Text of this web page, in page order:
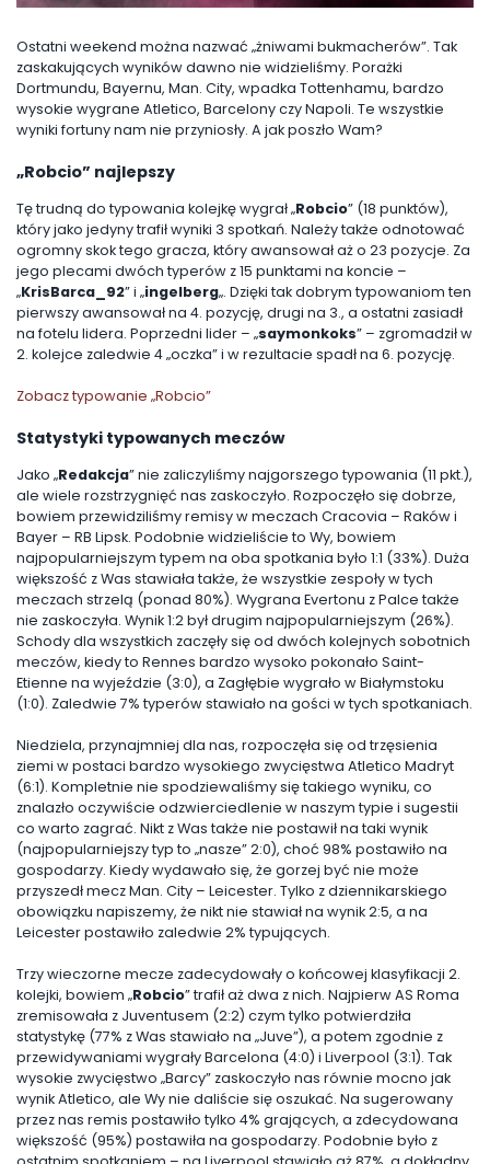
Ostatni weekend można nazwać „żniwami bukmacherów”. Tak
zaskakujących wyników dawno nie widzieliśmy. Porażki
Dortmundu, Bayernu, Man. City, wpadka Tottenhamu, bardzo
wysokie wygrane Atletico, Barcelony czy Napoli. Te wszystkie
wyniki fortuny nam nie przyniosły. A jak poszło Wam?
„Robcio” najlepszy
Tę trudną do typowania kolejkę wygrał „Robcio” (18 punktów),
który jako jedyny trafił wyniki 3 spotkań. Należy także odnotować
ogromny skok tego gracza, który awansował aż o 23 pozycje. Za
jego plecami dwóch typerów z 15 punktami na koncie –
„KrisBarca_92” i „ingelberg„. Dzięki tak dobrym typowaniom ten
pierwszy awansował na 4. pozycję, drugi na 3., a ostatni zasiadł
na fotelu lidera. Poprzedni lider – „saymonkoks” – zgromadził w
2. kolejce zaledwie 4 „oczka” i w rezultacie spadł na 6. pozycję.
Zobacz typowanie „Robcio”
Statystyki typowanych meczów
Jako „Redakcja” nie zaliczyliśmy najgorszego typowania (11 pkt.),
ale wiele rozstrzygnięć nas zaskoczyło. Rozpoczęło się dobrze,
bowiem przewidziliśmy remisy w meczach Cracovia – Raków i
Bayer – RB Lipsk. Podobnie widzieliście to Wy, bowiem
najpopularniejszym typem na oba spotkania było 1:1 (33%). Duża
większość z Was stawiała także, że wszystkie zespoły w tych
meczach strzelą (ponad 80%). Wygrana Evertonu z Palce także
nie zaskoczyła. Wynik 1:2 był drugim najpopularniejszym (26%).
Schody dla wszystkich zaczęły się od dwóch kolejnych sobotnich
meczów, kiedy to Rennes bardzo wysoko pokonało Saint-
Etienne na wyjeździe (3:0), a Zagłębie wygrało w Białymstoku
(1:0). Zaledwie 7% typerów stawiało na gości w tych spotkaniach.
Niedziela, przynajmniej dla nas, rozpoczęła się od trzęsienia
ziemi w postaci bardzo wysokiego zwycięstwa Atletico Madryt
(6:1). Kompletnie nie spodziewaliśmy się takiego wyniku, co
znalazło oczywiście odzwierciedlenie w naszym typie i sugestii
co warto zagrać. Nikt z Was także nie postawił na taki wynik
(najpopularniejszy typ to „nasze” 2:0), choć 98% postawiło na
gospodarzy. Kiedy wydawało się, że gorzej być nie może
przyszedł mecz Man. City – Leicester. Tylko z dziennikarskiego
obowiązku napiszemy, że nikt nie stawiał na wynik 2:5, a na
Leicester postawiło zaledwie 2% typujących.
Trzy wieczorne mecze zadecydowały o końcowej klasyfikacji 2.
kolejki, bowiem „Robcio” trafił aż dwa z nich. Najpierw AS Roma
zremisowała z Juventusem (2:2) czym tylko potwierdziła
statystykę (77% z Was stawiało na „Juve”), a potem zgodnie z
przewidywaniami wygrały Barcelona (4:0) i Liverpool (3:1). Tak
wysokie zwycięstwo „Barcy” zaskoczyło nas równie mocno jak
wynik Atletico, ale Wy nie daliście się oszukać. Na sugerowany
przez nas remis postawiło tylko 4% grających, a zdecydowana
większość (95%) postawiła na gospodarzy. Podobnie było z